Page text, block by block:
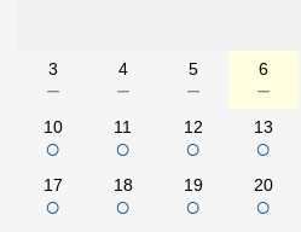
3
－
4
－
5
－
6
－
10
○
11
○
12
○
13
○
17
○
18
○
19
○
20
○